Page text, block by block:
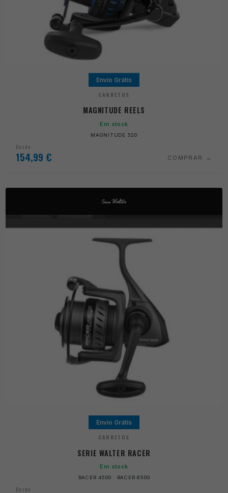
Envio Grátis
CARRETOS
MAGNITUDE REELS
Em stock
MAGNITUDE 520
Desde
154,99 € COMPRAR
Envio Grátis
CARRETOS
SERIE WALTER RACER
Em stock
RACER 4500 · RACER 6500
Desde